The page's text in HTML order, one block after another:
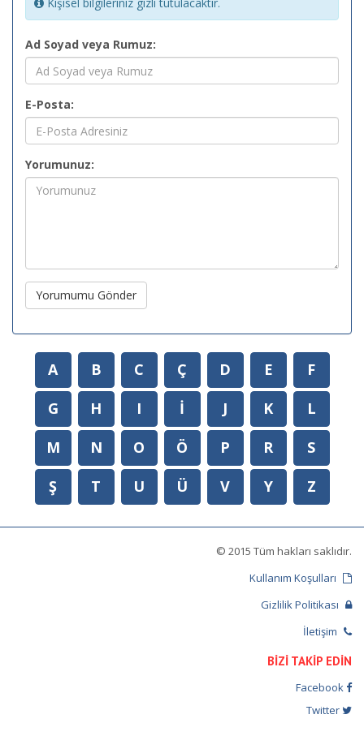
Ad Soyad veya Rumuz:
E-Posta:
Yorumunuz:
Yorumumu Gönder
A B C Ç D E
F
G
H I İ J K
L
M
N O Ö P R
S
Ş
T U Ü V Y Z
© 2015 Tüm hakları saklıdır.
Kullanım Koşulları
Gizlilik Politikası
İletişim
BİZİ TAKİP EDİN
Facebook
Twitter